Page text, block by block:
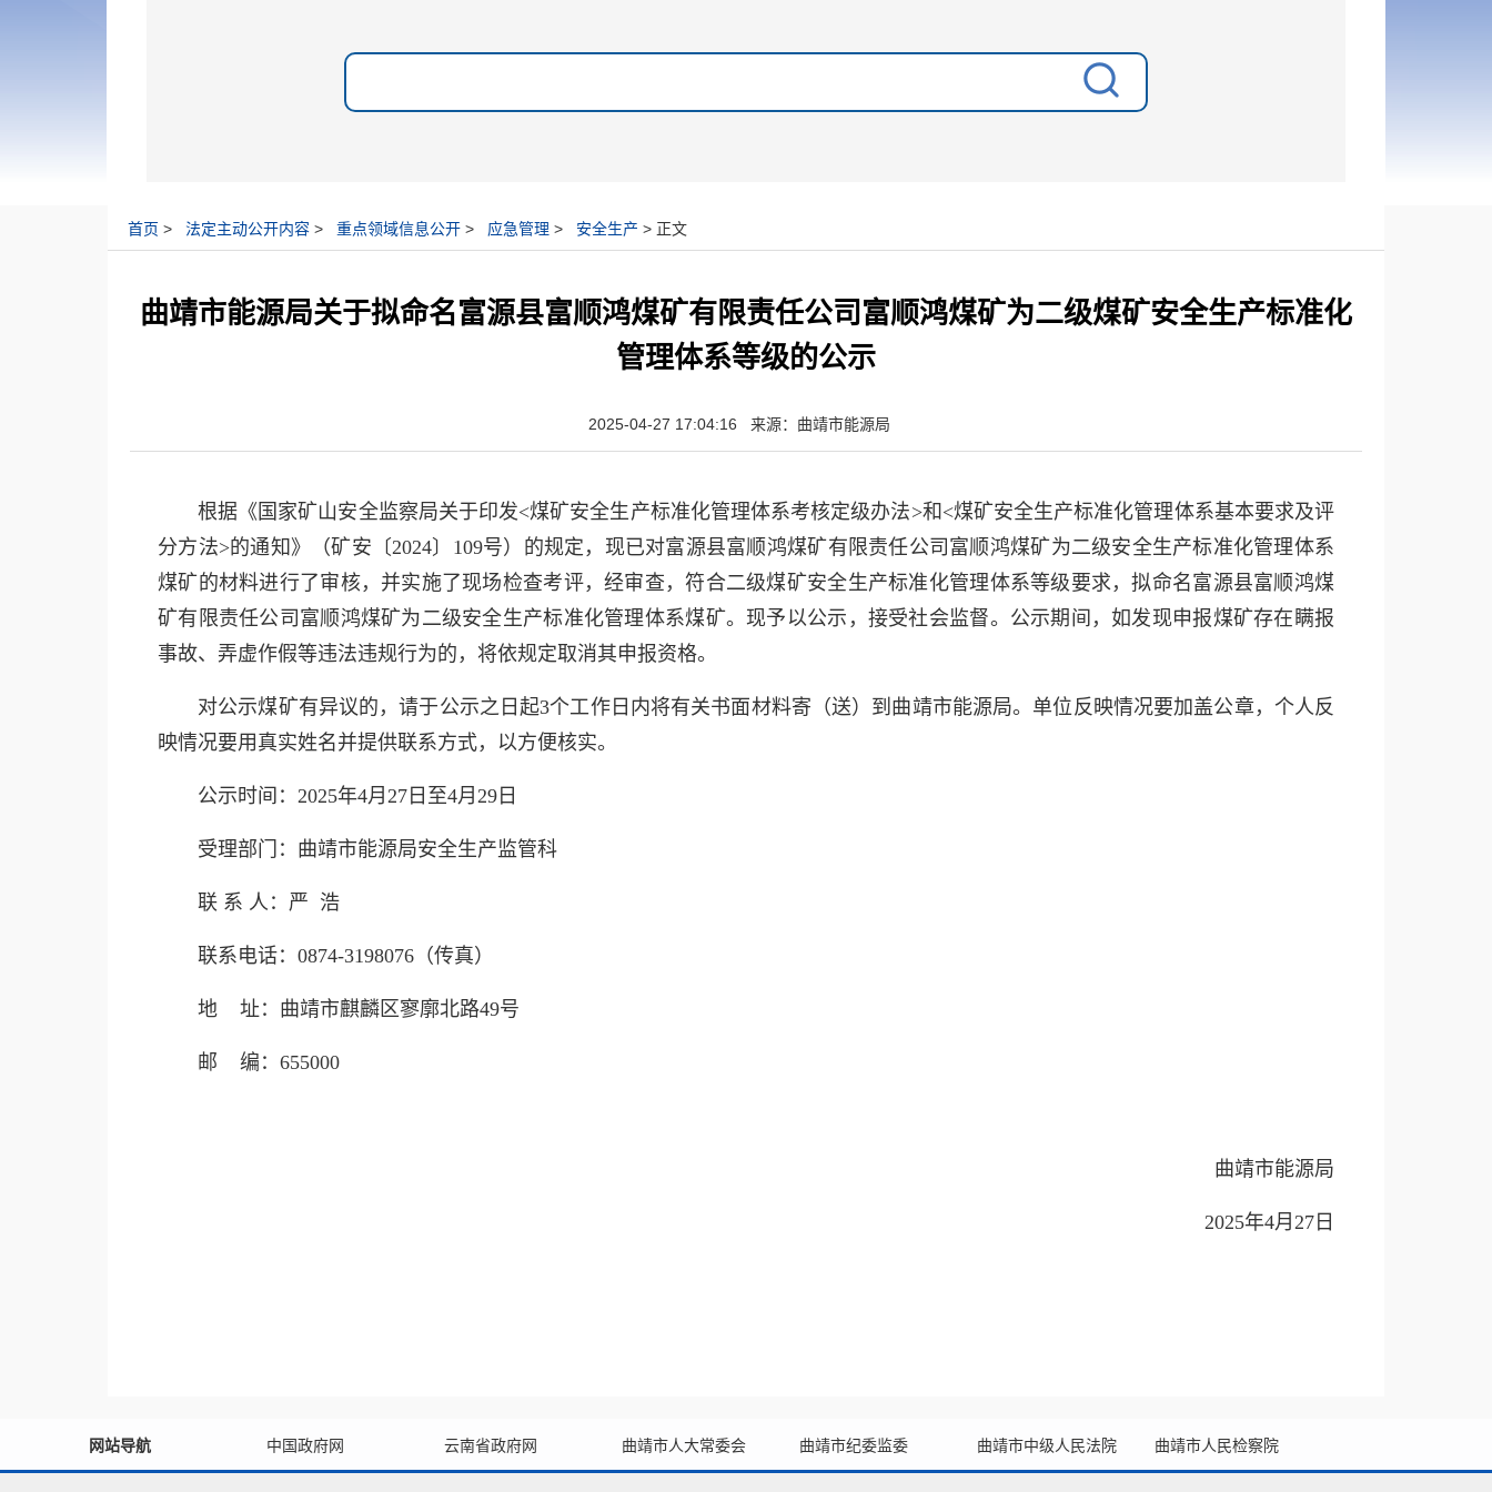
首页 > 法定主动公开内容 > 重点领域信息公开 > 应急管理 > 安全生产 > 正文
曲靖市能源局关于拟命名富源县富顺鸿煤矿有限责任公司富顺鸿煤矿为二级煤矿安全生产标准化
管理体系等级的公示
2025-04-27 17:04:16 来源：曲靖市能源局
根据《国家矿山安全监察局关于印发<煤矿安全生产标准化管理体系考核定级办法>和<煤矿安全生产标准化管理体系基本要求及评
分方法>的通知》（矿安〔2024〕109号）的规定，现已对富源县富顺鸿煤矿有限责任公司富顺鸿煤矿为二级安全生产标准化管理体系
煤矿的材料进行了审核，并实施了现场检查考评，经审查，符合二级煤矿安全生产标准化管理体系等级要求，拟命名富源县富顺鸿煤
矿有限责任公司富顺鸿煤矿为二级安全生产标准化管理体系煤矿。现予以公示，接受社会监督。公示期间，如发现申报煤矿存在瞒报
事故、弄虚作假等违法违规行为的，将依规定取消其申报资格。
对公示煤矿有异议的，请于公示之日起3个工作日内将有关书面材料寄（送）到曲靖市能源局。单位反映情况要加盖公章，个人反
映情况要用真实姓名并提供联系方式，以方便核实。
公示时间：2025年4月27日至4月29日
受理部门：曲靖市能源局安全生产监管科
联 系 人：严 浩
联系电话：0874-3198076（传真）
地 址：曲靖市麒麟区寥廓北路49号
邮 编：655000
曲靖市能源局
2025年4月27日
网站导航 中国政府网 云南省政府网 曲靖市人大常委会 曲靖市纪委监委 曲靖市中级人民法院 曲靖市人民检察院